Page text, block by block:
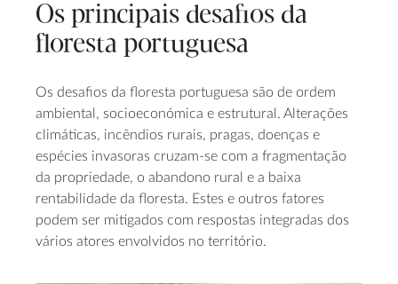
Os principais desafios da
floresta portuguesa
Os desafios da floresta portuguesa são de ordem
ambiental, socioeconómica e estrutural. Alterações
climáticas, incêndios rurais, pragas, doenças e
espécies invasoras cruzam-se com a fragmentação
da propriedade, o abandono rural e a baixa
rentabilidade da floresta. Estes e outros fatores
podem ser mitigados com respostas integradas dos
vários atores envolvidos no território.